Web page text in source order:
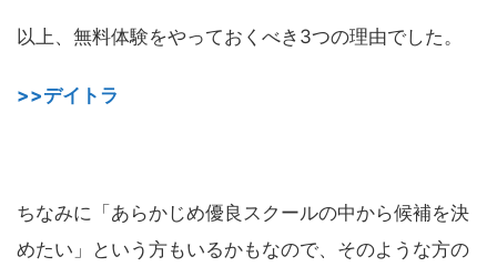
以上、無料体験をやっておくべき3つの理由でした。
>>デイトラ
ちなみに「あらかじめ優良スクールの中から候補を決
めたい」という方もいるかもなので、そのような方の